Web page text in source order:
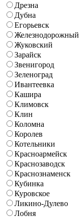
Дрезна
Дубна
Егорьевск
Железнодорожный
Жуковский
Зарайск
Звенигород
Зеленоград
Ивантеевка
Кашира
Климовск
Клин
Коломна
Королев
Котельники
Красноармейск
Краснозаводск
Краснознаменск
Кубинка
Куровское
Ликино-Дулево
Лобня